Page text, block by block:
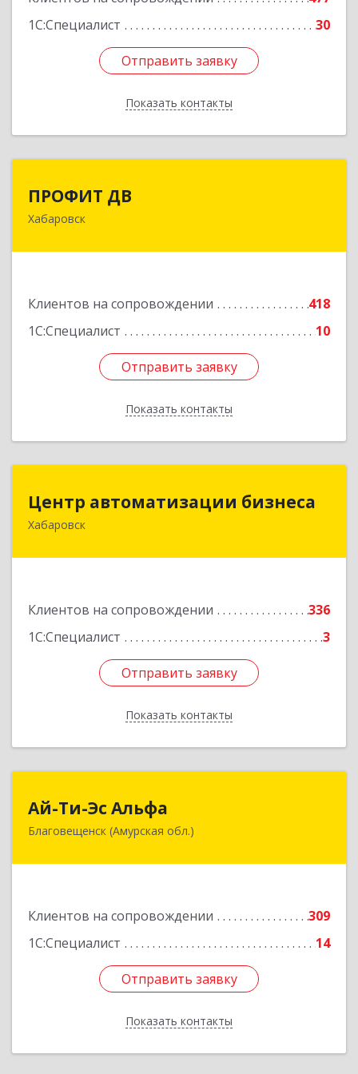
1С:Специалист
30
Отправить заявку
Показать контакты
Отправить заявку
Назад
ПРОФИТ ДВ
Хабаровск
Клиентов на сопровождении
418
1С:Специалист
10
Отправить заявку
Показать контакты
680000, Хабаровский край, Хабаровск г,
Отправить заявку
Назад
Центр автоматизации бизнеса
Хабаровск
Клиентов на сопровождении
336
1С:Специалист
3
Отправить заявку
Показать контакты
Центр автоматизации бизнеса
680030, Хабаровский край, Хабаровск г, Ленина
Отправить заявку
Назад
Ай-Ти-Эс Альфа
Благовещенск (Амурская обл.)
Клиентов на сопровождении
309
1С:Специалист
14
Отправить заявку
Показать контакты
675000, Амурская обл, Благовещенск г, Зейская
Отправить заявку
Назад